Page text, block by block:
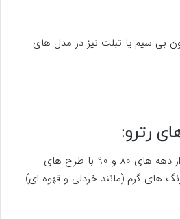
سیم یا تبلت نیز در مدل های
رترو:
کوله پشتی های الهام گرفته از دهه های 80 و 90 با طرح های
های گرم (مانند خردلی و قهوه ای)